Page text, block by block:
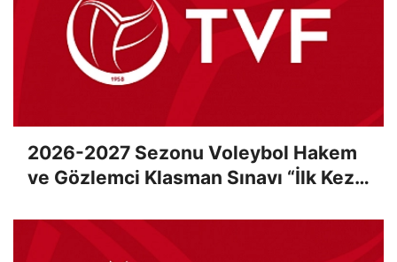
2026-2027 Sezonu Voleybol Hakem
ve Gözlemci Klasman Sınavı “İlk Kez”